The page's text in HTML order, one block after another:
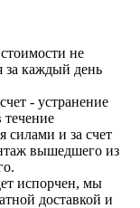
не
за каждый день
- устранение
течение
силами и за счет
вышедшего из
испорчен, мы
доставкой и